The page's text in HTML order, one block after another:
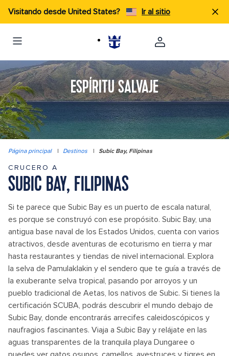
Visitando desde United States? Ir al sitio
ESPÍRITU SALVAJE
Página principal | Destinos | Subic Bay, Filipinas
CRUCERO A
SUBIC BAY, FILIPINAS
Si te parece que Subic Bay es un puerto de escala natural,
es porque se construyó con ese propósito. Subic Bay, una
antigua base naval de los Estados Unidos, cuenta con varios
atractivos, desde aventuras de ecoturismo en tierra y mar
hasta restaurantes y tiendas de nivel internacional. Explora
la selva de Pamulaklakin y el sendero que te guía a través de
la exuberante selva tropical, pasando por arroyos y un
pueblo tradicional de Aetas, los nativos de Subic. Si tienes la
certificación SCUBA, podrás descubrir el mundo debajo de
Subic Bay, donde encontrarás arrecifes caleidoscópicos y
naufragios fascinantes. Viaja a Subic Bay y relájate en las
aguas transparentes de la tranquila playa Dungaree o